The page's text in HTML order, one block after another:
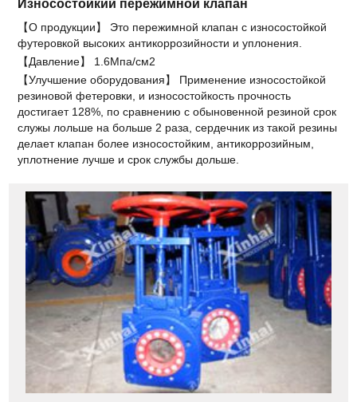
Износостойкий пережимной клапан
【О продукции】 Это пережимной клапан с износостойкой
футеровкой высоких антикоррозийности и уплонения.
【Давление】 1.6Мпа/см2
【Улучшение оборудования】 Применение износостойкой
резиновой фетеровки, и износостойкость прочность
достигает 128%, по сравнению с обыновенной резиной срок
служы лольше на больше 2 раза, сердечник из такой резины
делает клапан более износостойким, антикоррозийным,
уплотнение лучше и срок службы дольше.